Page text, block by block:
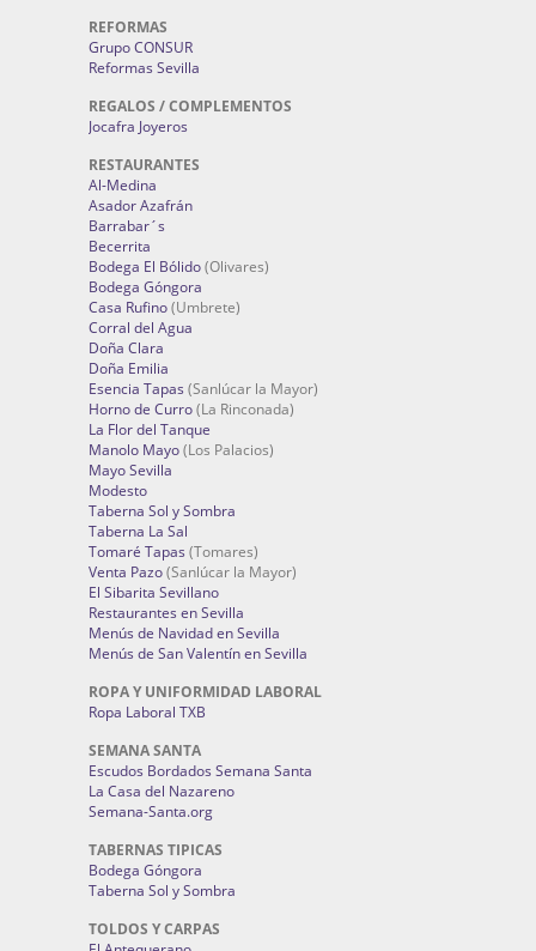
REFORMAS
Grupo CONSUR
Reformas Sevilla
REGALOS / COMPLEMENTOS
Jocafra Joyeros
RESTAURANTES
Al-Medina
Asador Azafrán
Barrabar´s
Becerrita
Bodega El Bólido(Olivares)
Bodega Góngora
Casa Rufino(Umbrete)
Corral del Agua
Doña Clara
Doña Emilia
Esencia Tapas (Sanlúcar la Mayor)
Horno de Curro(La Rinconada)
La Flor del Tanque
Manolo Mayo(Los Palacios)
Mayo Sevilla
Modesto
Taberna Sol y Sombra
Taberna La Sal
Tomaré Tapas (Tomares)
Venta Pazo(Sanlúcar la Mayor)
El Sibarita Sevillano
Restaurantes en Sevilla
Menús de Navidad en Sevilla
Menús de San Valentín en Sevilla
ROPA Y UNIFORMIDAD LABORAL
Ropa Laboral TXB
SEMANA SANTA
Escudos Bordados Semana Santa
La Casa del Nazareno
Semana-Santa.org
TABERNAS TIPICAS
Bodega Góngora
Taberna Sol y Sombra
TOLDOS Y CARPAS